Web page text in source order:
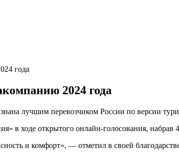
года
2024 года
лучшим перевозчиком России по версии
в ходе открытого онлайн-голосования,
и комфорт», — отметил в своей